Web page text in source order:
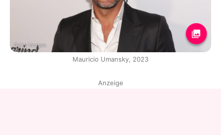
Getty Images
Mauricio Umansky, 2023
Anzeige